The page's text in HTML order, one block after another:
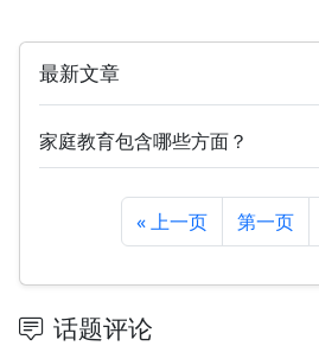
最新文章
家庭教育包含哪些方面？
« 上一页 第一页
话题评论